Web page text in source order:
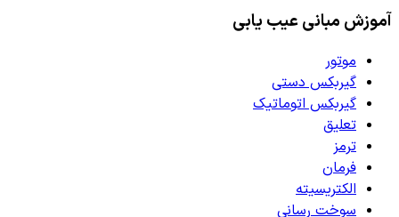
آموزش مبانی عیب یابی
موتور
گیربکس دستی
گیربکس اتوماتیک
تعلیق
ترمز
فرمان
الکتریسیته
سوخت رسانی